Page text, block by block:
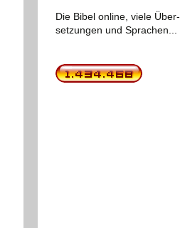
Die Bibel online, viele Über-
setzungen und Sprachen...